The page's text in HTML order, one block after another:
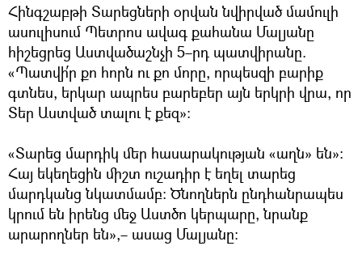
Հինգշաբթի Տարեցների օրվան նվիրված մամուլի
ասուլիսում Պետրոս ավագ քահանա Մալյանը
հիշեցրեց Աստվածաշնչի 5–րդ պատվիրանը.
«Պատվի՛ր քո հորն ու քո մորը, որպեսզի բարիք
գտնես, երկար ապրես բարեբեր այն երկրի վրա, որ
Տեր Աստված տալու է քեզ»։
«Տարեց մարդիկ մեր հասարակության «աղն» են»։
Հայ եկեղեցին միշտ ուշադիր է եղել տարեց
մարդկանց նկատմամբ։ Ծնողներն ընդհանրապես
կրում են իրենց մեջ Աստծո կերպարը, նրանք
արարողներ են»,– ասաց Մալյանը։